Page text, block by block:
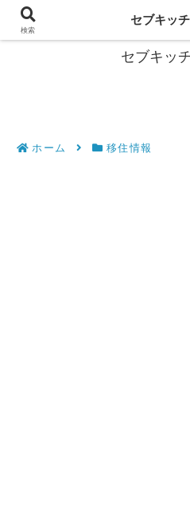
フィリピン・セブの移住情報や
セブキッ
ホーム 移住情報
検索
セブキッ